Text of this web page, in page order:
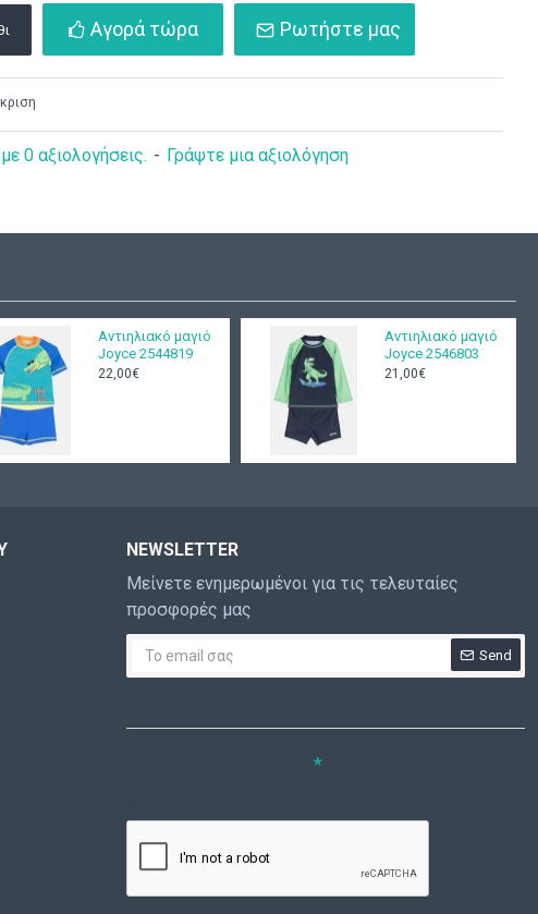
0 αξιολογήσεις. - Γράψτε μια αξιολόγηση
Αγορά τώρα Ρωτήστε μας
Αντιηλιακό μαγιό
Joyce 2544819
22,00€
Αντιηλιακό μαγιό
Joyce 2546803
21,00€
NEWSLETTER
Μείνετε ενημερωμένοι για τις τελευταίες
προσφορές μας
Send